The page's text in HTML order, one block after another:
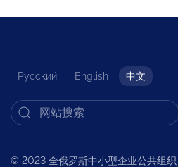
Русский English 中文
© 2023 全俄罗斯中小型企业公共组织